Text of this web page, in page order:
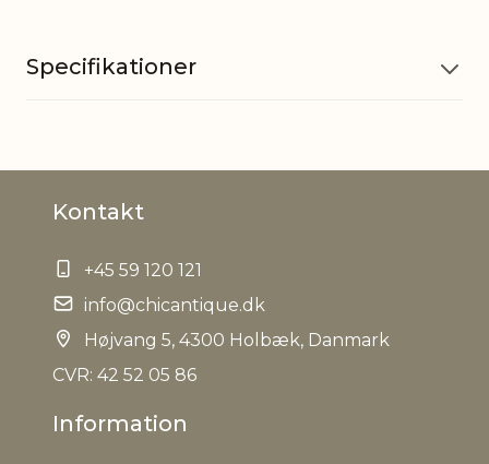
Specifikationer
EAN
Tariffnumber
Bruttovægt
Kontakt
+45 59 120 121
info@chicantique.dk
Højvang 5, 4300 Holbæk, Danmark
CVR: 42 52 05 86
Information